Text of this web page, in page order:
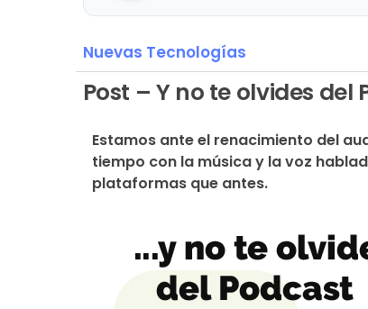
Nuevas Tecnologías
Post – Y no te olvides del
Estamos ante el renacimiento del
tiempo con la música y la voz
plataformas que antes.